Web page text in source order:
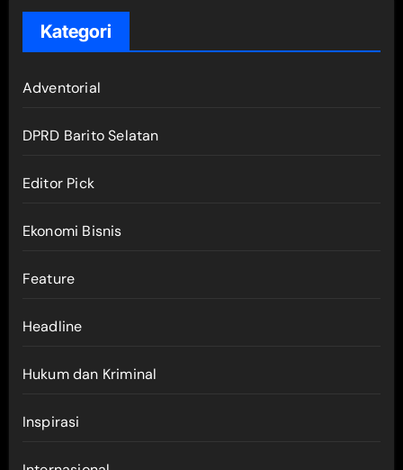
Kategori
Adventorial
DPRD Barito Selatan
Editor Pick
Ekonomi Bisnis
Feature
Headline
Hukum dan Kriminal
Inspirasi